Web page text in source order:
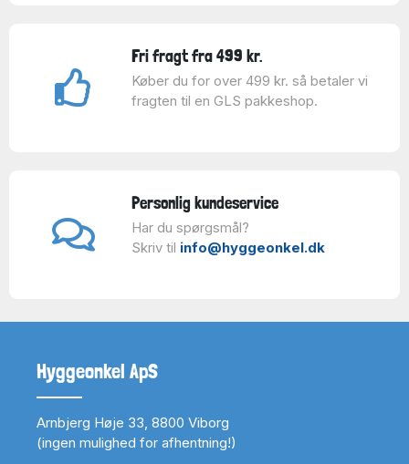
Fri fragt fra 499 kr.
Køber du for over 499 kr. så betaler vi
fragten til en GLS pakkeshop.
Personlig kundeservice
Har du spørgsmål?
Skriv til info@hyggeonkel.dk
Hyggeonkel ApS
Arnbjerg Høje 33, 8800 Viborg
(ingen mulighed for afhentning!)